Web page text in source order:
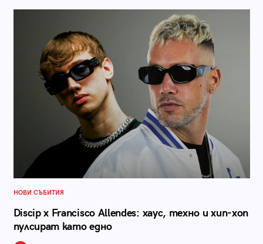
НОВИ СЪБИТИЯ
Discip x Francisco Allendes: хаус, техно и хип-хоп
пулсират като едно